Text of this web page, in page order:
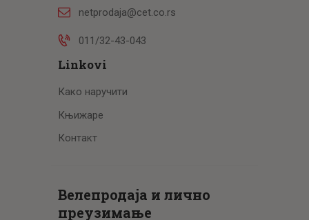
netprodaja@cet.co.rs
011/32-43-043
Linkovi
Како наручити
Књижаре
Контакт
Велепродаја и лично
преузимање